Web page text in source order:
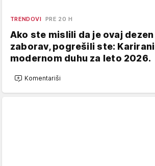
TRENDOVI PRE 20 H
Ako ste mislili da je ovaj dezen
zaborav, pogrešili ste:
modernom duhu za leto 2026.
Komentariši